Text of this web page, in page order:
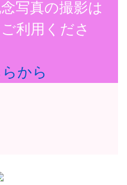
写真の撮影は
利用くださ
から